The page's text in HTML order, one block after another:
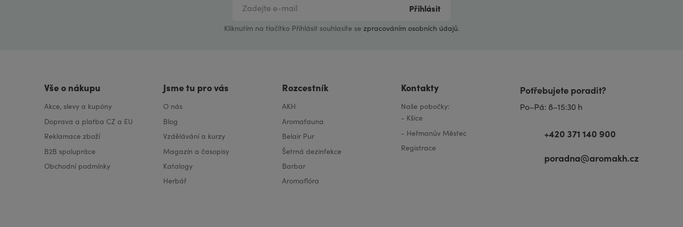
Přihlásit
Kliknutím na tlačítko Přihlásit souhlasíte se zpracováním osobních údajů.
Vše o nákupu
Akce, slevy a kupóny
Doprava a platba CZ a EU
Reklamace zboží
B2B spolupráce
Obchodní podmínky
Jsme tu pro vás
O nás
Blog
Vzdělávání a kurzy
Magazín a časopisy
Katalogy
Herbář
Rozcestník
AKH
Aromafauna
Belair Pur
Šetrná dezinfekce
Barbar
Aromaflóra
Kontakty
Naše pobočky:
- Kšice
- Heřmanův Městec
Registrace
Potřebujete poradit?
Po–Pá: 8–15:30 h
+420 371 140 900
poradna@aromakh.cz